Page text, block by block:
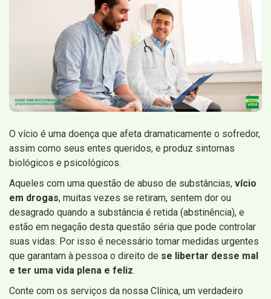
O vício é uma doença que afeta dramaticamente o sofredor,
assim como seus entes queridos, e produz sintomas
biológicos e psicológicos.
Aqueles com uma questão de abuso de substâncias, vício
em drogas, muitas vezes se retiram, sentem dor ou
desagrado quando a substância é retida (abstinência), e
estão em negação desta questão séria que pode controlar
suas vidas. Por isso é necessário tomar medidas urgentes
que garantam à pessoa o direito de se libertar desse mal
e ter uma vida plena e feliz.
Conte com os serviços da nossa Clínica, um verdadeiro